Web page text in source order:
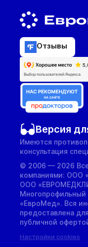
Отзывы
Версия
Имеются
консультация
© 2006 — 2026 Все
компаниями:
ООО
Многопрофильный
«ЕвроМед». Вся
предоставлена
публичной
Настройки cookies